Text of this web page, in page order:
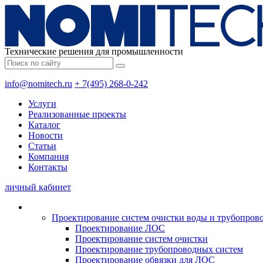
Технические решения для промышленности
info@nomitech.ru + 7(495) 268-0-242
Услуги
Реализованные проекты
Каталог
Новости
Статьи
Компания
Контакты
личный кабинет
Проектирование систем очистки воды и
Проектирование ЛОС
Проектирование систем очистки
Проектирование трубопроводных систем
Проектирование обвязки для ЛОС